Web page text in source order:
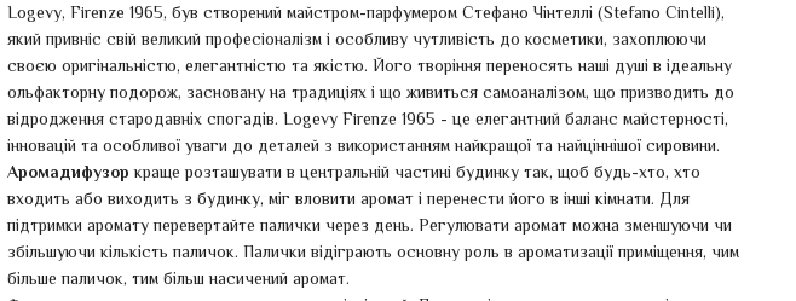
Logevy, Firenze 1965, був створений майстром-парфумером Стефано Чінтеллі (Stefano Cintelli),
який привніс свій великий професіоналізм і особливу чутливість до косметики, захоплюючи
своєю оригінальністю, елегантністю та якістю. Його творіння переносять наші душі в ідеальну
ольфакторну подорож, засновану на традиціях і що живиться самоаналізом, що призводить до
відродження стародавніх спогадів. Logevy Firenze 1965 - це елегантний баланс майстерності,
інновацій та особливої уваги до деталей з використанням найкращої та найціннішої сировини.
Аромадифузоркраще розташувати в центральній частині будинку так, щоб будь-хто, хто
входить або виходить з будинку, міг вловити аромат і перенести його в інші кімнати. Для
підтримки аромату перевертайте палички через день. Регулювати аромат можна зменшуючи чи
збільшуючи кількість паличок. Палички відіграють основну роль в ароматизації приміщення, чим
більше паличок, тим більш насичений аромат.